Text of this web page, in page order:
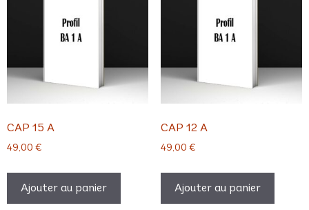
CAP 15 A
49,00 €
Ajouter au panier
CAP 12 A
49,00 €
Ajouter au panier